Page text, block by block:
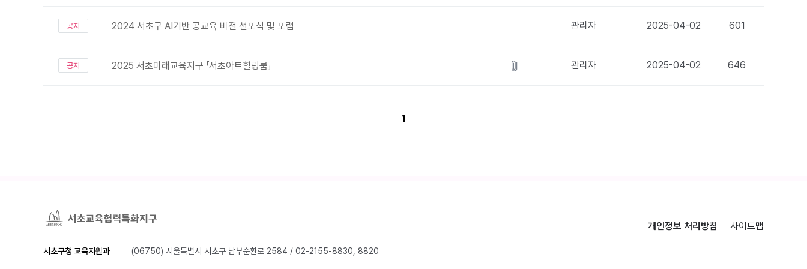
공지 2024 서초구 AI기반 공교육 비전 선포식 및 포럼 관리자 2025-04-02 601
공지 2025 서초미래교육지구 「서초아트힐링룸」 관리자 2025-04-02 646
1
개인정보 처리방침 사이트맵
서초구청 교육지원과 (06750) 서울특별시 서초구 남부순환로 2584 / 02-2155-8830, 8820